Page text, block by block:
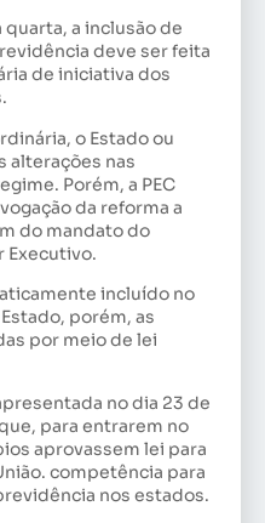
a inclusão de
deve ser feita
de iniciativa dos
o Estado ou
alterações nas
Porém, a PEC
da reforma a
do mandato do
Executivo.
incluído no
porém, as
por meio de lei
no dia 23 de
para entrarem no
aprovassem lei para
competência para
nos estados.